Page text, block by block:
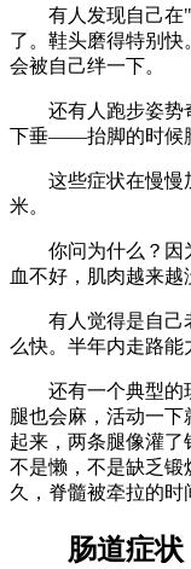
有人发现自己在"
了。鞋头磨得特别
会被自己绊一下。
还有人跑步姿势奇
下垂——抬脚的时候
这些症状在慢慢加
米。
你问为什么？因为
血不好，肌肉越来越
有人觉得是自己老
么快。半年内走路能
还有一个典型的
腿也会麻，活动一
起来，两条腿像灌
不是懒，不是缺乏锻
久，脊髓被牵拉的时
肠道症状